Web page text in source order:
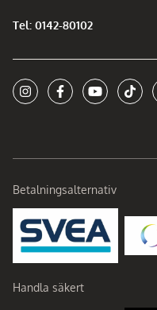
Tel: 0142-80102
Betalningsalternativ
Handla säkert